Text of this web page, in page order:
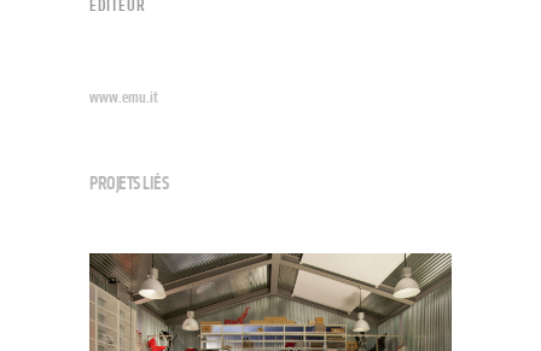
ÉDITEUR
www.emu.it
PROJETS LIÉS